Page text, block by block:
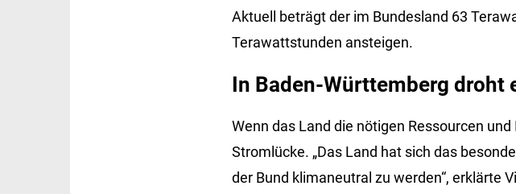
Aktuell beträgt der im Bundesland 63
Terawattstunden ansteigen.
In Baden-Württemberg droht
Wenn das Land die nötigen Ressourcen
Stromlücke. „Das Land hat sich das
der Bund klimaneutral zu werden“, erklärte